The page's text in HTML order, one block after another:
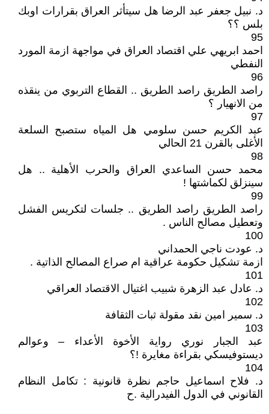
د. نبيل جعفر عبد الرضا هل سيتأثر العراق بقرارات اوبك
بلس ؟؟
95
احمد ابريهي علي اقتصاد العراق في مواجهة ازمة المورد
النفطي
96
راصد الطريق راصد الطريق .. القطاع التربوي من ينقذه
من الانهيار ؟
97
عبد الكريم حسن سلومي هل المياه ستصبح السلعة
الأغلى بالقرن 21 الحالي
98
محمد حسن الساعدي العراق والحرب الأهلية .. هل
سينزلق لكماشتها !
99
راصد الطريق راصد الطريق .. جلسات لتكريس الفشل
وتعطيل مصالح الناس .
100
د. عودت ناجي الحمداني
ازمة تشكيل حكومة عراقية ام صراع المصالح الذاتية .
101
د. عادل عبد الزهرة شبيب اغتيال الاقتصاد العراقي
102
د. سمير امين نقد مقولة ثبات الثقافة
103
عبد الجبار نوري رواية الأخوة الأعداء – وعوالم
ديستوفيسكي بقراءة مغايرة !؟
104
د. فلاح اسماعيل حاجم نظرة قانونية : تكامل النظام
القانوني في الدول الفيدرالية .ح